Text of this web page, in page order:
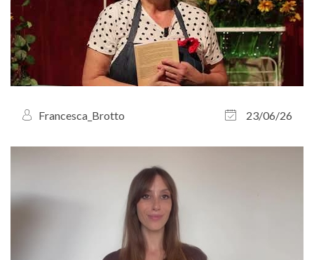
Francesca_Brotto 23/06/26